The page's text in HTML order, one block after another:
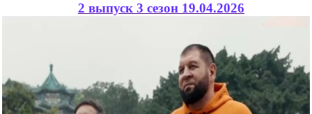
2 выпуск 3 сезон 19.04.2026